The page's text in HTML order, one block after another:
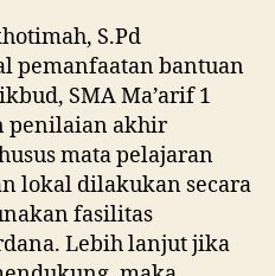
S.Pd
pemanfaatan bantuan
SMA Ma’arif 1
penilaian akhir
mata pelajaran
lokal dilakukan secara
fasilitas
Lebih lanjut jika